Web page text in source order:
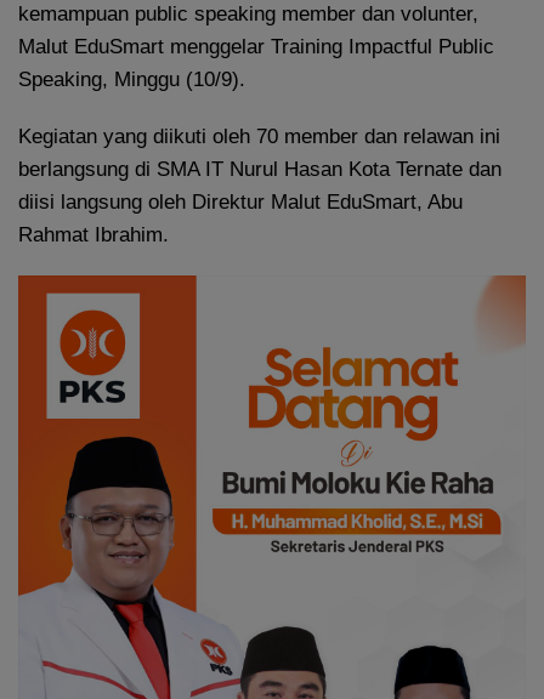
kemampuan public speaking member dan volunter,
Malut EduSmart menggelar Training Impactful Public
Speaking, Minggu (10/9).
Kegiatan yang diikuti oleh 70 member dan relawan ini
berlangsung di SMA IT Nurul Hasan Kota Ternate dan
diisi langsung oleh Direktur Malut EduSmart, Abu
Rahmat Ibrahim.